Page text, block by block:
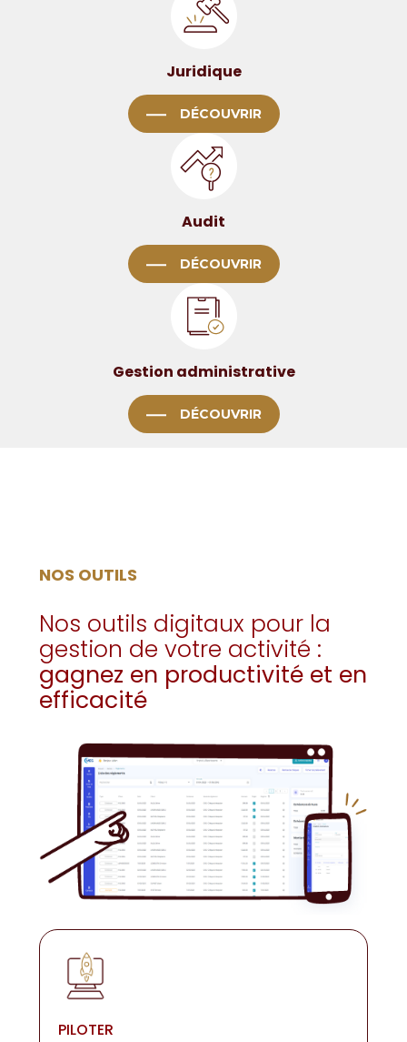
Juridique
DÉCOUVRIR
Audit
DÉCOUVRIR
Gestion administrative
DÉCOUVRIR
NOS OUTILS
Nos outils digitaux pour la
gestion de votre activité :
gagnez en productivité et en
efficacité
PILOTER